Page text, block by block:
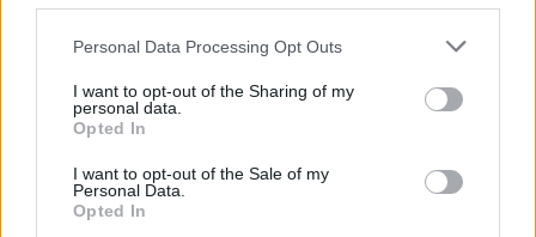
Please note that this website/app uses one or more Google
not limited to your visit or usage behaviour. You may click to
grant or deny consent to Google and its third-party tags to
use your data for below specified purposes in below Google
consent section.
Personal Data Processing Opt Outs
I want to opt-out of the Sharing of my
personal data.
Opted In
I want to opt-out of the Sale of my
Personal Data.
Opted In
, , , , ,
,Szolnok,testmozgás
Maga alá temette a felborult traktor a vezetőjét
Öcsödön
2026.05.26. szol24.hu